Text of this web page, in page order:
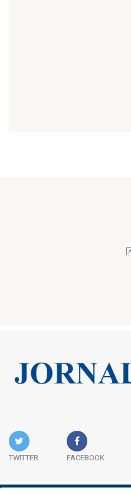
TWITTER FACEBOOK